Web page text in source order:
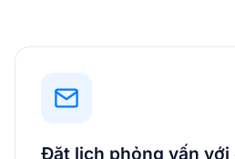
Đặt lịch phỏng vấn với